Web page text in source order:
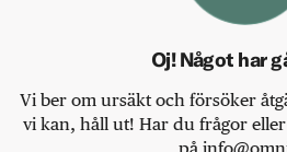
Oj! Något har
Vi ber om ursäkt och försöker
vi kan, håll ut! Har du frågor